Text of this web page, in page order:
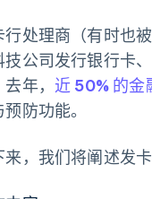
行处理商（有时也
技公司发行银行卡
年， 近 50% 的金
防功能。
来，我们将阐述发